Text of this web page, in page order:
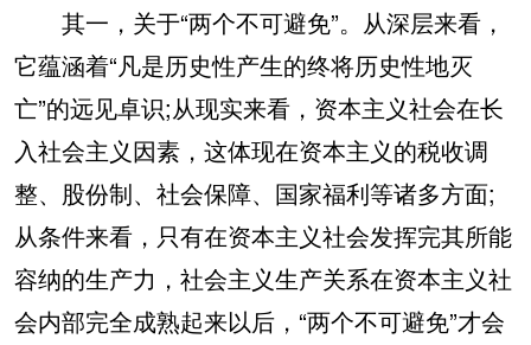
其一，关于“两个不可避免”。从深层来看，
它蕴涵着“凡是历史性产生的终将历史性地灭
亡”的远见卓识;从现实来看，资本主义社会在长
入社会主义因素，这体现在资本主义的税收调
整、股份制、社会保障、国家福利等诸多方面;
从条件来看，只有在资本主义社会发挥完其所能
容纳的生产力，社会主义生产关系在资本主义社
会内部完全成熟起来以后，“两个不可避免”才会